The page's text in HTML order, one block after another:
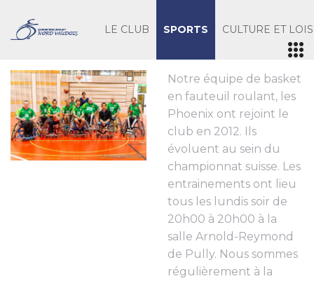
LE CLUB SPORTS CULTURE ET
Notre équipe de basket
en fauteuil roulant, les
Phoenix ont rejoint le
club en 2012. Ils
évoluent au sein du
championnat suisse. Les
entrainements ont lieu
tous les lundis soir de
20h00 à 20h00 à la
salle Arnold-Reymond
de Pully. Nous sommes
régulièrement à la